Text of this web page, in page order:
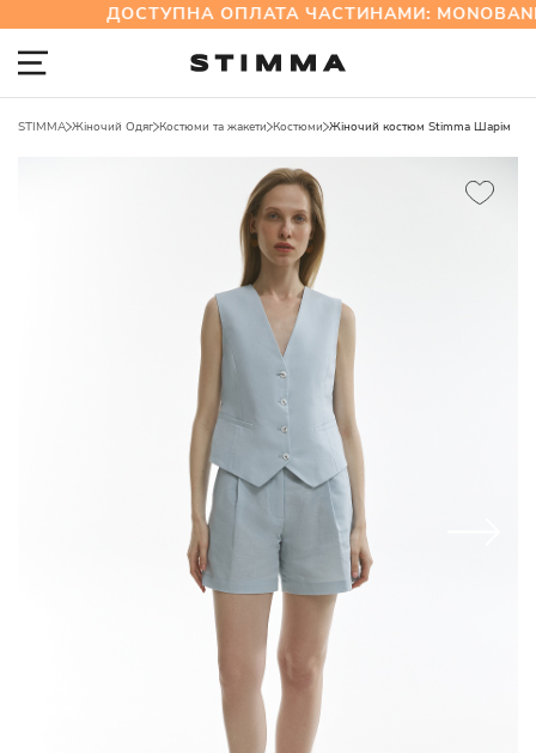
ДОСТУПНА ОПЛАТА ЧАСТИНАМИ:
STIMMA Жіночий Одяг Костюми та жакети Костюми Жіночий костюм Stimma Шарім